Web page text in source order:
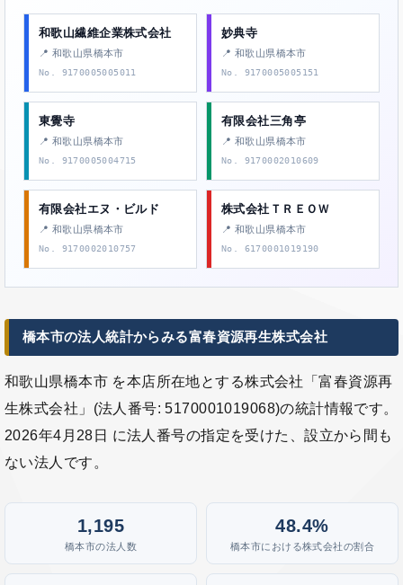
和歌山繊維企業株式会社
📍 和歌山県橋本市
No. 9170005005011
妙典寺
📍 和歌山県橋本市
No. 9170005005151
東覺寺
📍 和歌山県橋本市
No. 9170005004715
有限会社三角亭
📍 和歌山県橋本市
No. 9170002010609
有限会社エヌ・ビルド
📍 和歌山県橋本市
No. 9170002010757
株式会社ＴＲＥＯＷ
📍 和歌山県橋本市
No. 6170001019190
橋本市の法人統計からみる富春資源再生株式会社
和歌山県橋本市 を本店所在地とする株式会社「富春資源再
生株式会社」(法人番号: 5170001019068)の統計情報です。
2026年4月28日 に法人番号の指定を受けた、設立から間も
ない法人です。
1,195
橋本市の法人数
48.4%
橋本市における株式会社の割合